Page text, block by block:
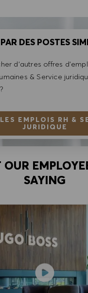
DES POSTES
d'autres offres
& Service
EMPLOIS RH &
JURIDIQUE
SAYING